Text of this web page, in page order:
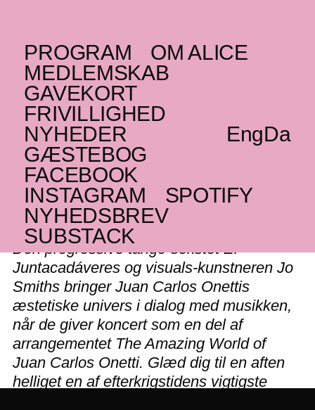
PROGRAM
OM ALICE
MEDLEMSKAB
GAVEKORT
FRIVILLIGHED
NYHEDER
Da
Eng
GÆSTEBOG
FACEBOOK
INSTAGRAM
SPOTIFY
NYHEDSBREV
SUBSTACK
TORSDAG _12.09.19
El Juntacadáveres: The
Amazing World of Juan
Carlos Onetti
Modern tango
Den progressive tango-sekstet El
Juntacadáveres og visuals-kunstneren Jo
Smiths bringer Juan Carlos Onettis
æstetiske univers i dialog med musikken,
når de giver koncert som en del af
arrangementet The Amazing World of
Juan Carlos Onetti. Glæd dig til en aften
helliget en af efterkrigstidens vigtigste